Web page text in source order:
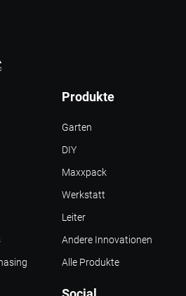
Produkte
Garten
DIY
Maxxpack
Werkstatt
Leiter
Alle Produkte
Andere Innovationen